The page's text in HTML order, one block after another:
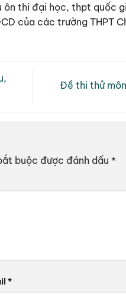
thi đại học, thpt quốc
của các trường THPT
Đề thi thử môn
buộc được đánh dấu *
*